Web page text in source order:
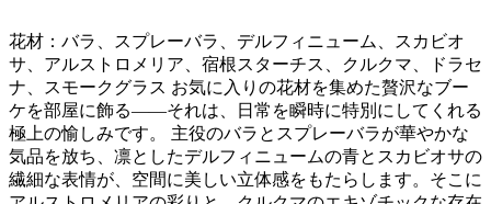
花材：バラ、スプレーバラ、デルフィニューム、スカビオ
サ、アルストロメリア、宿根スターチス、クルクマ、ドラセ
ナ、スモークグラス お気に入りの花材を集めた贅沢なブー
ケを部屋に飾る――それは、日常を瞬時に特別にしてくれる
極上の愉しみです。 主役のバラとスプレーバラが華やかな
気品を放ち、凛としたデルフィニュームの青とスカビオサの
繊細な表情が、空間に美しい立体感をもたらします。そこに